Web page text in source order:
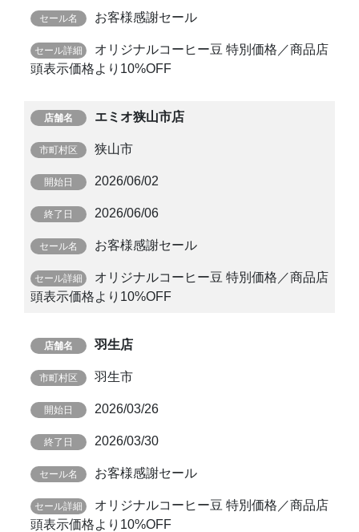
お客様感謝セール
オリジナルコーヒー豆 特別価格／商品店
頭表示価格より10%OFF
エミオ狭山市店
狭山市
2026/06/02
2026/06/06
お客様感謝セール
オリジナルコーヒー豆 特別価格／商品店
頭表示価格より10%OFF
羽生店
羽生市
2026/03/26
2026/03/30
お客様感謝セール
オリジナルコーヒー豆 特別価格／商品店
頭表示価格より10%OFF